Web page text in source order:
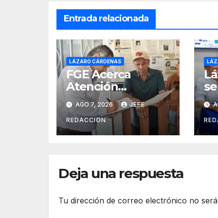
Entrada relacionada
LÁZARO CÁRDENAS
FGE Acerca
Atención
Especializada a
Víctimas y
Ciudadanía de
Coalcomán
AGO 7, 2026 JEFE
REDACCION
la
Deja una respuesta
Tu dirección de correo electrónico no